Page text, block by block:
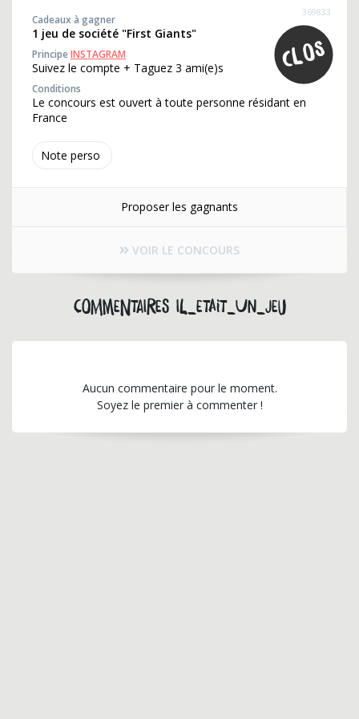
Note perso
369833
Cadeaux à gagner
1 jeu de société "First Giants"
PrincipeINSTAGRAM
Suivez le compte + Taguez 3 ami(e)s
Conditions
Le concours est ouvert à toute personne résidant en
France
Proposer les gagnants
VOIR LE CONCOURS
Commentaires il_etait_un_jeu
Aucun commentaire pour le moment.
Soyez le premier à commenter !